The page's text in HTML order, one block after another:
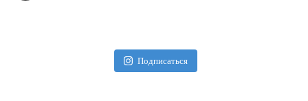
Подписаться